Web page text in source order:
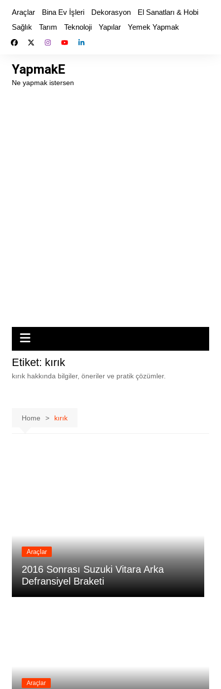
content
Araçlar Bina Ev İşleri Dekorasyon
El Sanatları & Hobi
Sağlık
Tarım Teknoloji Yapılar Yemek Yapmak
YapmakE
Ne yapmak istersen
Etiket: kırık
kırık hakkında bilgiler, öneriler ve pratik çözümler.
Home kırık
Araçlar
2016 Sonrası Suzuki Vitara Arka
Defransiyel Braketi
Araçlar